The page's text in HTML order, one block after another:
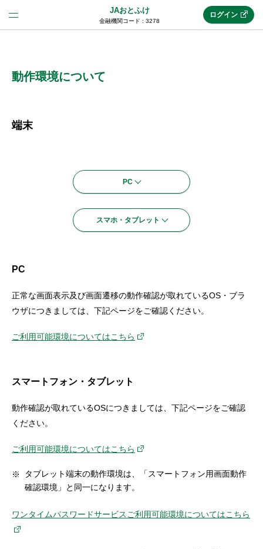
JAおとふけ
金融機関コード : 3278
(法人JAネットバンク)
セキュリティ
使い方
ログイン
動作環境について
端末
PC
スマホ・タブレット
PC
正常な画面表示及び画面遷移の動作確認が取れているOS・ブラ
ウザにつきましては、下記ページをご確認ください。
ご利用可能環境についてはこちら
スマートフォン・タブレット
動作確認が取れているOSにつきましては、下記ページをご確認
ください。
ご利用可能環境についてはこちら
タブレット端末の動作環境は、「スマートフォン用画面動作
確認環境」と同一になります。
ワンタイムパスワードサービスご利用可能環境についてはこちら